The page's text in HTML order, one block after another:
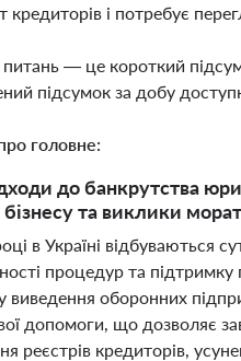
кредиторів і потребує
— це короткий
підсумок за добу
головне:
до банкрутства
та виклики
в Україні відбуваються
процедур та
виведення оборонних
допомоги, що дозволяє
реєстрів кредиторів,